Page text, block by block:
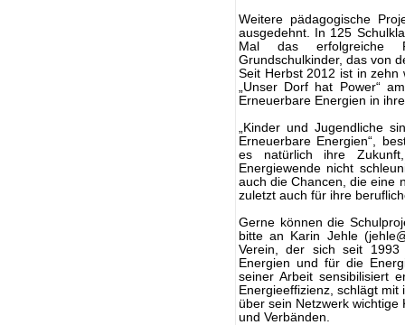
Weitere pädagogische
ausgedehnt. In 125
Mal das erfolgreiche
Grundschulkinder, das von
Seit Herbst 2012 ist in zehn
„Unser Dorf hat Power“
Erneuerbare Energien in
„Kinder und Jugendliche
Erneuerbare Energien“,
es natürlich ihre
Energiewende nicht
auch die Chancen, die eine
zuletzt auch für ihre
Gerne können die
bitte an Karin Jehle
Verein, der sich seit 1993
Energien und für die
seiner Arbeit sensibilisiert
Energieeffizienz, schlägt
über sein Netzwerk wichtige
und Verbänden.